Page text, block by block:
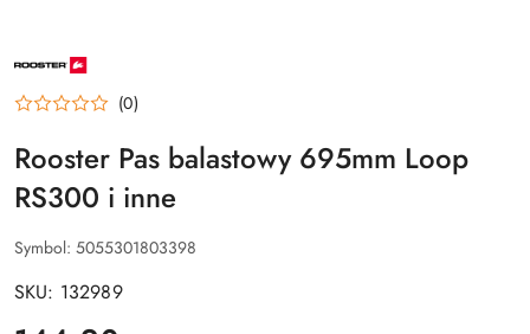
NAZWA
PRODUCENTA:
ROOSTER (0)
Rooster Pas balastowy 695mm Loop
RS300 i inne
Symbol: 5055301803398
SKU: 132989